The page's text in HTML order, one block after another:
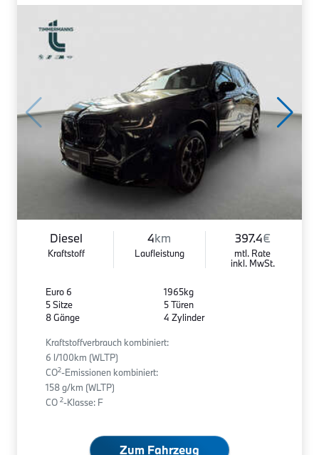
Diesel
Kraftstoff
4km
Laufleistung
397.4€
mtl. Rate
inkl. MwSt.
Euro 6
5 Sitze
8 Gänge
1965kg
5 Türen
4 Zylinder
Kraftstoffverbrauch kombiniert:
6 l/100km (WLTP)
CO2-Emissionen kombiniert:
158 g/km (WLTP)
CO 2-Klasse: F
Zum Fahrzeug